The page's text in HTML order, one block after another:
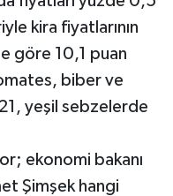
kira fiyatlarının
göre 10,1 puan
biber ve
yeşil sebzelerde
ekonomi bakanı
Şimşek hangi